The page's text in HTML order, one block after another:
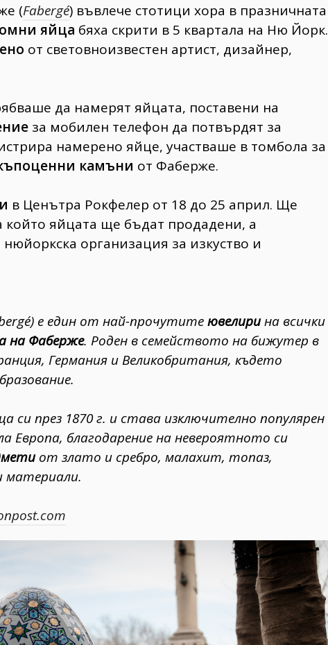
(Fabergé) въвлече стотици хора в празничната
яйца бяха скрити в 5 квартала на Ню Йорк.
от световноизвестен артист, дизайнер,
да намерят яйцата, поставени на
за мобилен телефон да потвърдят за
намерено яйце, участваше в томбола за
камъни от Фаберже.
в Ценътра Рокфелер от 18 до 25 април. Ще
яйцата ще бъдат продадени, а
нюйоркска организация за изкуство и
е един от най-прочутитеювелирина всички
на Фаберже. Роден в семейството на бижутер в
Германия и Великобритания, където
си през 1870 г. и става изключително популярен
Европа, благодарение на невероятното си
от злато и сребро, малахит, топаз,
материали.